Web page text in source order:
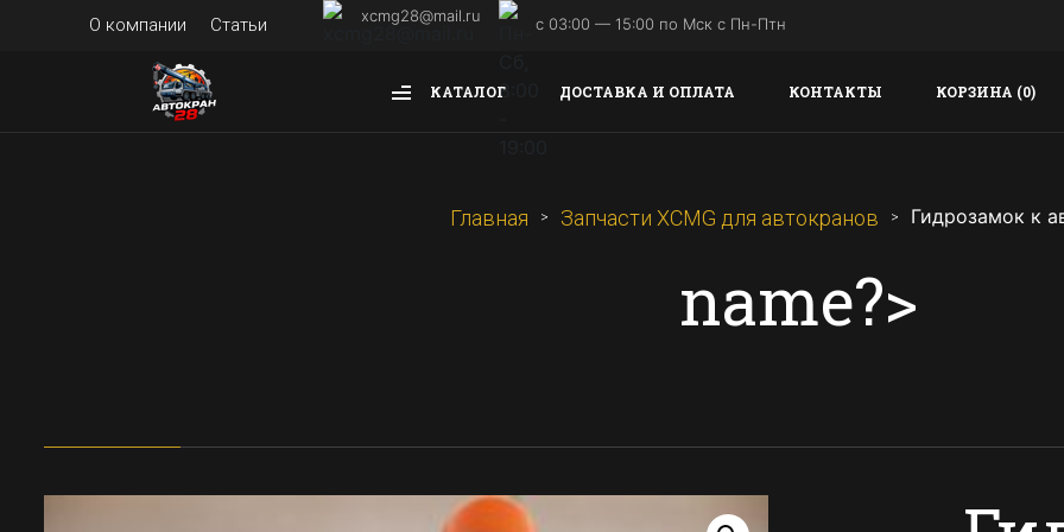
О компании Статьи xcmg28@mail.ru с 03:00 — 15:00 по Мск с Пн-Птн
КАТАЛОГ ДОСТАВКА И ОПЛАТА КОНТАКТЫ КОРЗИНА (0)
Главная Запчасти XCMG для автокранов Гидрозамок к
name?>